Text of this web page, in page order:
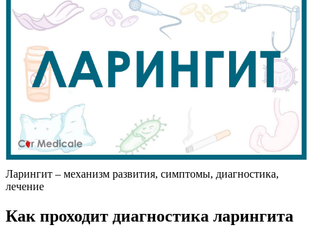
Ларингит – механизм развития, симптомы, диагностика,
лечение
Как проходит диагностика ларингита